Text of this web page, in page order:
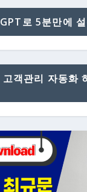
로 5분만에
객관리 자동화